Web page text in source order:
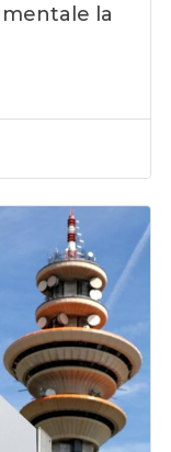
la